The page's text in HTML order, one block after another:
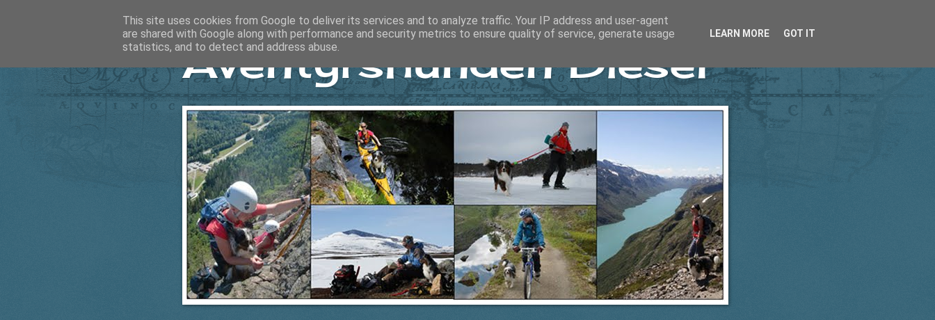
Äventyrshunden Diesel
This site uses cookies from Google to deliver its services and to analyze traffic. Your IP address and user-agent
are shared with Google along with performance and security metrics to ensure quality of service, generate usage
statistics, and to detect and address abuse.
LEARN MORE GOT IT